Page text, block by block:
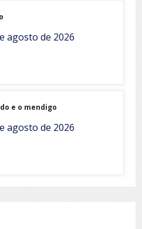
agosto de 2026
e o mendigo
agosto de 2026